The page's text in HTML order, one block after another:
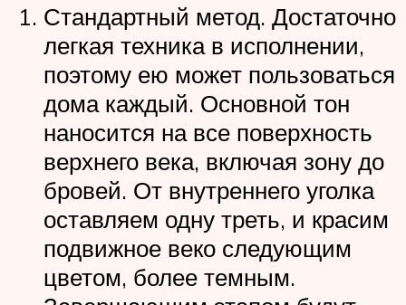
Стандартный метод. Достаточно
легкая техника в исполнении,
поэтому ею может пользоваться
дома каждый. Основной тон
наносится на все поверхность
верхнего века, включая зону до
бровей. От внутреннего уголка
оставляем одну треть, и красим
подвижное веко следующим
цветом, более темным.